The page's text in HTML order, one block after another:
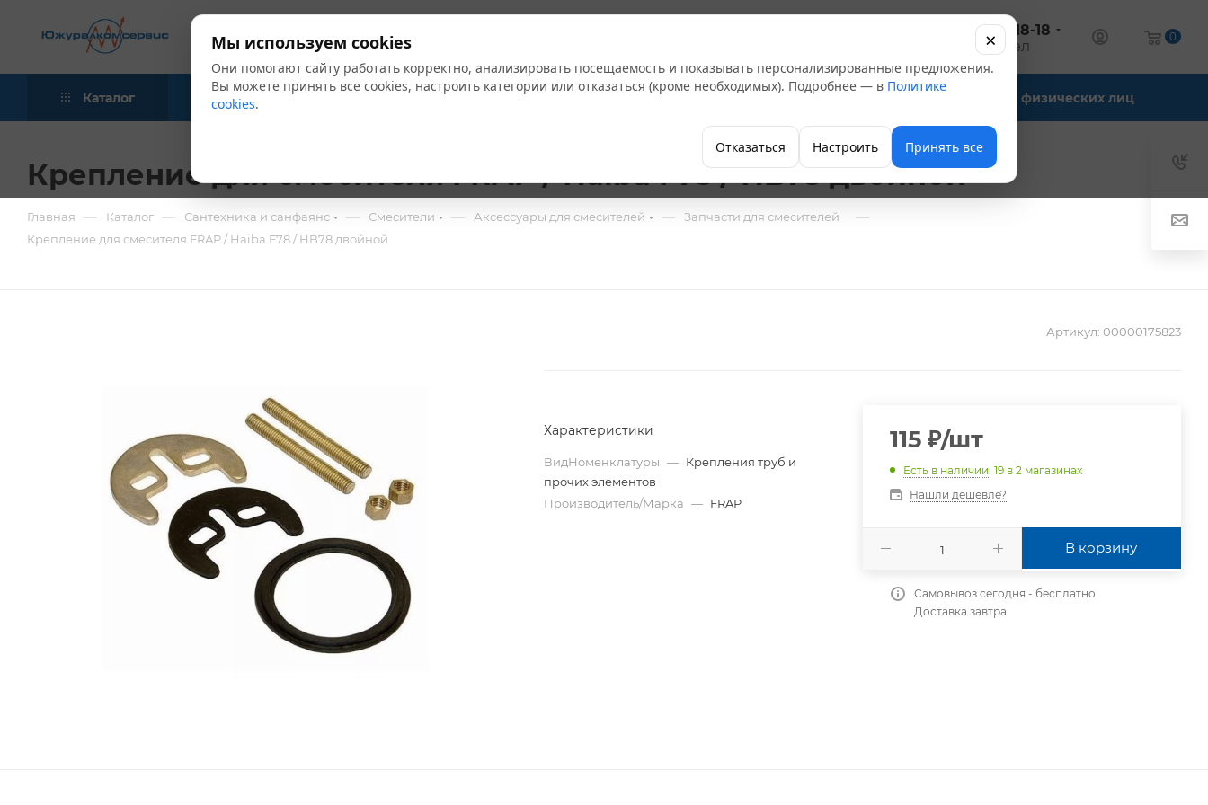
+7 (347) 246-18-18
оптовый отдел
0
Каталог Акции Бренды Компания Офис-склады Для физических лиц
Крепление для смесителя FRAP / Haiba F78 / HB78 двойной
Главная — Каталог — Сантехника и санфаянс — Смесители — Аксессуары для смесителей — Запчасти для смесителей —
Крепление для смесителя FRAP / Haiba F78 / HB78 двойной
Артикул: 00000175823
Характеристики
ВидНоменклатуры — Крепления труб и
прочих элементов
Производитель/Марка — FRAP
115₽/шт
Есть в наличии: 19 в 2 магазинах
Нашли дешевле?
В корзину
Самовывоз сегодня - бесплатно
Доставка завтра
Мы используем cookies
Они помогают сайту работать корректно, анализировать посещаемость и показывать персонализированные предложения.
Вы можете принять все cookies, настроить категории или отказаться (кроме необходимых). Подробнее — в Политике
cookies.
Отказаться Настроить Принять все
×